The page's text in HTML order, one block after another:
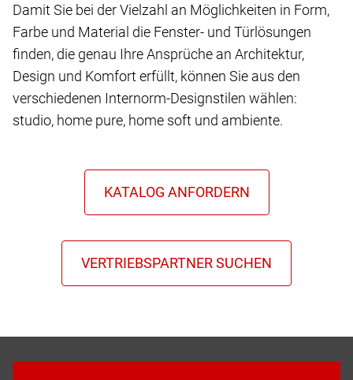
Damit Sie bei der Vielzahl an Möglichkeiten in Form,
Farbe und Material die Fenster- und Türlösungen
finden, die genau Ihre Ansprüche an Architektur,
Design und Komfort erfüllt, können Sie aus den
verschiedenen Internorm-Designstilen wählen:
studio, home pure, home soft und ambiente.